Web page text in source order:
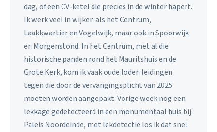
dag, of een CV-ketel die precies in de winter hapert.
Ik werk veel in wijken als het Centrum,
Laakkwartier en Vogelwijk, maar ook in Spoorwijk
en Morgenstond. In het Centrum, met al die
historische panden rond het Mauritshuis en de
Grote Kerk, kom ik vaak oude loden leidingen
tegen die door de vervangingsplicht van 2025
moeten worden aangepakt. Vorige week nog een
lekkage gedetecteerd in een monumentaal huis bij
Paleis Noordeinde, met lekdetectie los ik dat snel